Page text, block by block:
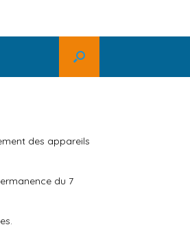
des appareils
du 7